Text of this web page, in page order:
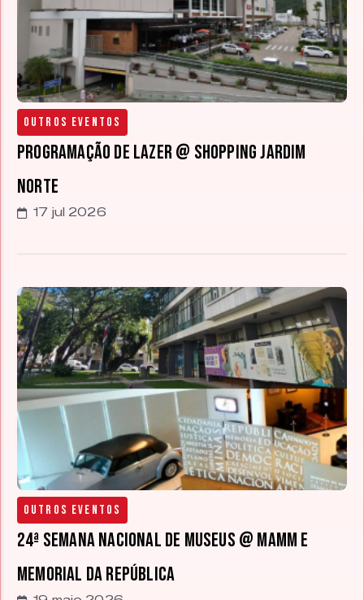
Outros Eventos
Programação de lazer @ Shopping Jardim
Norte
17 jul 2026
Outros Eventos
24ª Semana Nacional de Museus @ MAMM e
Memorial da República